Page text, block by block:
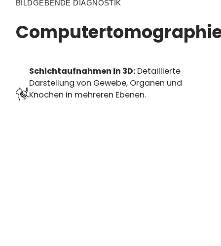
BILDGEBENDE DIAGNOSTIK
Schichtaufnahmen in 3D:Detaillierte
Darstellung von Gewebe, Organen und
Knochen in mehreren Ebenen.